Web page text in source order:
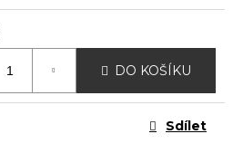
DO KOŠÍKU
Sdílet